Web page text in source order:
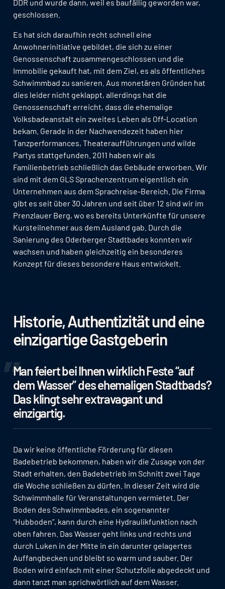
DDR und wurde dann, weil es baufällig geworden war,
geschlossen.
Es hat sich daraufhin recht schnell eine
Anwohnerinitiative gebildet, die sich zu einer
Genossenschaft zusammengeschlossen und die
Immobilie gekauft hat, mit dem Ziel, es als öffentliches
Schwimmbad zu sanieren. Aus monetären Gründen hat
dies leider nicht geklappt, allerdings hat die
Genossenschaft erreicht, dass die ehemalige
Volksbadeanstalt ein zweites Leben als Off-Location
bekam. Gerade in der Nachwendezeit haben hier
Tanzperformances, Theateraufführungen und wilde
Partys stattgefunden. 2011 haben wir als
Familienbetrieb schließlich das Gebäude erworben. Wir
sind mit dem GLS Sprachenzentrum eigentlich ein
Unternehmen aus dem Sprachreise-Bereich. Die Firma
gibt es seit über 30 Jahren und seit über 12 sind wir im
Prenzlauer Berg, wo es bereits Unterkünfte für unsere
Kursteilnehmer aus dem Ausland gab. Durch die
Sanierung des Oderberger Stadtbades konnten wir
wachsen und haben gleichzeitig ein besonderes
Konzept für dieses besondere Haus entwickelt.
Historie, Authentizität und eine
einzigartige Gastgeberin
Man feiert bei Ihnen wirklich Feste “auf
dem Wasser” des ehemaligen Stadtbads?
Das klingt sehr extravagant und
einzigartig.
Da wir keine öffentliche Förderung für diesen
Badebetrieb bekommen, haben wir die Zusage von der
Stadt erhalten, den Badebetrieb im Schnitt zwei Tage
die Woche schließen zu dürfen. In dieser Zeit wird die
Schwimmhalle für Veranstaltungen vermietet. Der
Boden des Schwimmbades, ein sogenannter
“Hubboden”, kann durch eine Hydraulikfunktion nach
oben fahren. Das Wasser geht links und rechts und
durch Luken in der Mitte in ein darunter gelagertes
Auffangbecken und bleibt so warm und sauber. Der
Boden wird einfach mit einer Schutzfolie abgedeckt und
dann tanzt man sprichwörtlich auf dem Wasser.